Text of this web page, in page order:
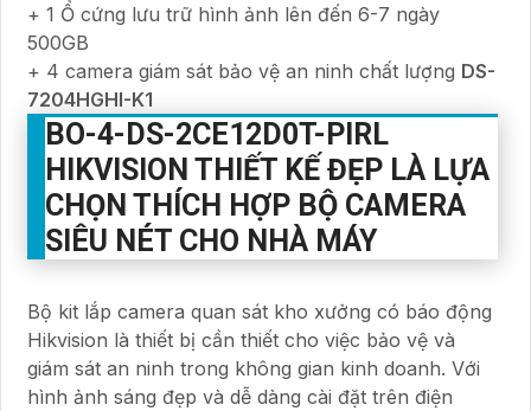
+ 1 Ổ cứng lưu trữ hình ảnh lên đến 6-7 ngày
500GB
+ 4 camera giám sát bảo vệ an ninh chất lượng DS-
7204HGHI-K1
BO-4- DS-2CE12D0T-PIRL
HIKVISION THIẾT KẾ ĐẸP LÀ LỰA
CHỌN THÍCH HỢP BỘ CAMERA
SIÊU NÉT CHO NHÀ MÁY
Bộ kit lắp camera quan sát kho xưởng có báo động
Hikvision là thiết bị cần thiết cho việc bảo vệ và
giám sát an ninh trong không gian kinh doanh. Với
hình ảnh sáng đẹp và dễ dàng cài đặt trên điện